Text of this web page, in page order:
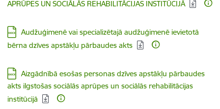
APRŪPES UN SOCIĀLĀS REHABILITĀCIJAS INSTITŪCIJĀ
Lejupielādēt:
Audžuģimenē vai specializētajā audžuģimenē ievietotā
bērna dzīves apstākļu pārbaudes akts
Lejupielādēt:
Aizgādnībā esošas personas dzīves apstākļu pārbaudes
akts ilgstošas sociālās aprūpes un sociālās rehabilitācijas
institūcijā